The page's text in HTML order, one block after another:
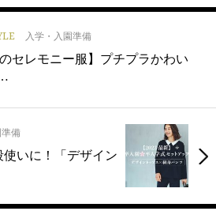
入学・入園準備
のセレモニー服】プチプラかわい
準備
いに！「デザイン